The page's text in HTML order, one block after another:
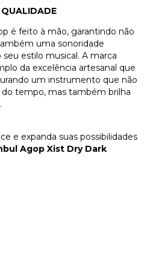
é feito à mão, garantindo não
uma sonoridade
estilo musical. A marca
da excelência artesanal que
um instrumento que não
tempo, mas também brilha
e expanda suas possibilidades
Agop Xist Dry Dark